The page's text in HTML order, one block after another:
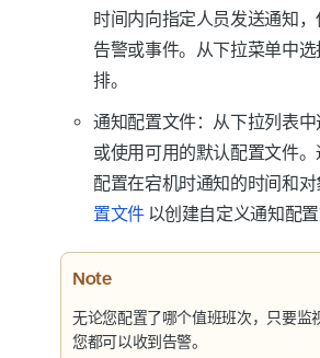
时间内向指定人员发送通知
告警或事件。从下拉菜单中
排。
通知配置文件：从下拉列表
或使用可用的默认配置文件
配置在宕机时通知的时间和
置文件以创建自定义通知配置
Note
无论您配置了哪个值班班次，只要监
您都可以收到告警。